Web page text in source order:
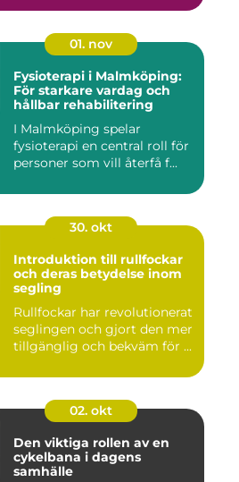
01. nov
Fysioterapi i Malmköping:
För starkare vardag och
hållbar rehabilitering
I Malmköping spelar
fysioterapi en central roll för
personer som vill återfå f...
30. okt
Introduktion till rullfockar
och deras betydelse inom
segling
Rullfockar har revolutionerat
seglingen och gjort den mer
tillgänglig och bekväm för ...
02. okt
Den viktiga rollen av en
cykelbana i dagens
samhälle